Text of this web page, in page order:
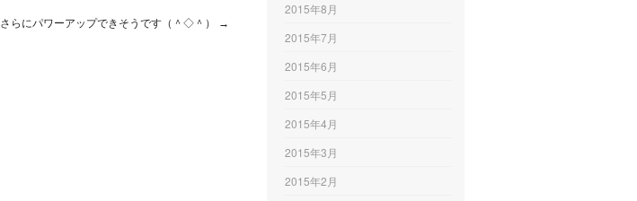
さらにパワーアップできそうです（＾◇＾） →
2015年8月
2015年7月
2015年6月
2015年5月
2015年4月
2015年3月
2015年2月